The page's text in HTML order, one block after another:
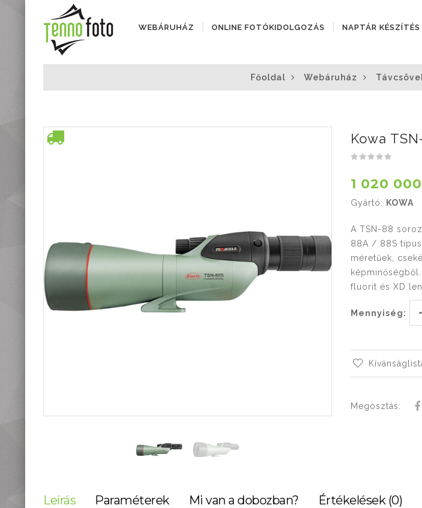
WEBÁRUHÁZ
Objektívek
Markolatok
Távcsövek,
teleszkópok
Táskák, tokok
Okostelefon
nagyítók
Időjárás állomás,
ONLINE FOTÓKIDOLGOZÁS NAPTÁR KÉSZÍTÉS
Főoldal Webáruház
Kowa
1 020
Gyártó: KOWA
A TSN-88
88A / 88S
méretűek,
fluorit és XD
Mennyiség:
Megosztás:
Leírás Paraméterek Mi van a dobozban? Értékelések (0)